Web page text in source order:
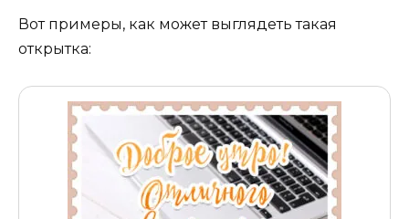
Вот примеры, как может выглядеть такая
открытка: